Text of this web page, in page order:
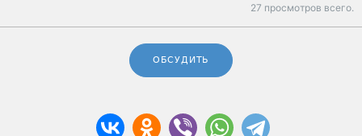
27 просмотров всего.
ОБСУДИТЬ